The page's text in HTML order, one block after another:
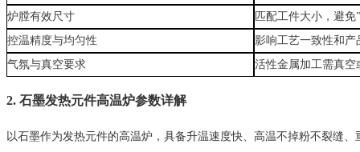
炉膛有效尺寸
匹配工件大小，避
控温精度与均匀性
影响工艺一致性和产
气氛与真空要求
活性金属加工需真空
2. 石墨发热元件高温炉参数详解
以石墨作为发热元件的高温炉，具备升温速度快、高温不掉粉不裂缝